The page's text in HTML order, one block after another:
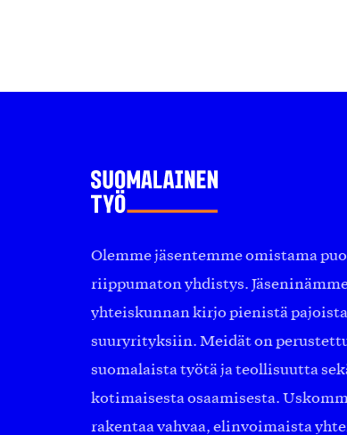
Olemme jäsentemme omistama
riippumaton yhdistys.
yhteiskunnan kirjo pienistä
suuryrityksiin. Meidät on
suomalaista työtä ja teollisuutta
kotimaisesta osaamisesta.
rakentaa vahvaa, elinvoimaista